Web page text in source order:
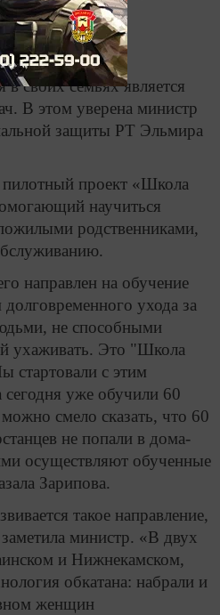
татарстанцев
в своих семьях является
В этом уверена министр
защиты РТ Эльмира
пилотный проект «Школа
научиться
родственниками,
направлен на обучение
ухода за
не способными
ухаживать. Это "Школа
стартовали с этим
сегодня уже обучили 60
смело сказать, что 60
не попали в дома-
осуществляют обученные
Зарипова.
такое направление,
министр. «В двух
и Нижнекамском,
обкатана: набрали и
женщин